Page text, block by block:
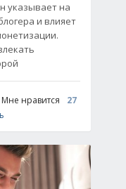
указывает на
и влияет
Мне нравится
27